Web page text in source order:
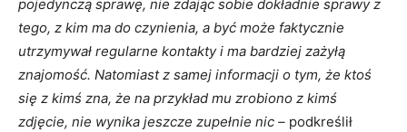
pojedynczą sprawę, nie zdając sobie dokładnie sprawy z
tego, z kim ma do czynienia, a być może faktycznie
utrzymywał regularne kontakty i ma bardziej zażyłą
znajomość. Natomiast z samej informacji o tym, że ktoś
się z kimś zna, że na przykład mu zrobiono z kimś
zdjęcie, nie wynika jeszcze zupełnie nic – podkreślił